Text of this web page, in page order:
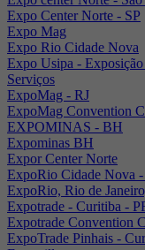
Expo Center Norte - SP
Expo Mag
Expo Rio Cidade Nova
Expo Usipa -
Serviços
ExpoMag - RJ
ExpoMag Convention
EXPOMINAS - BH
Expominas BH
Expor Center Norte
ExpoRio Cidade Nova
ExpoRio, Rio de
Expotrade - Curitiba -
Expotrade Convention
ExpoTrade Pinhais -